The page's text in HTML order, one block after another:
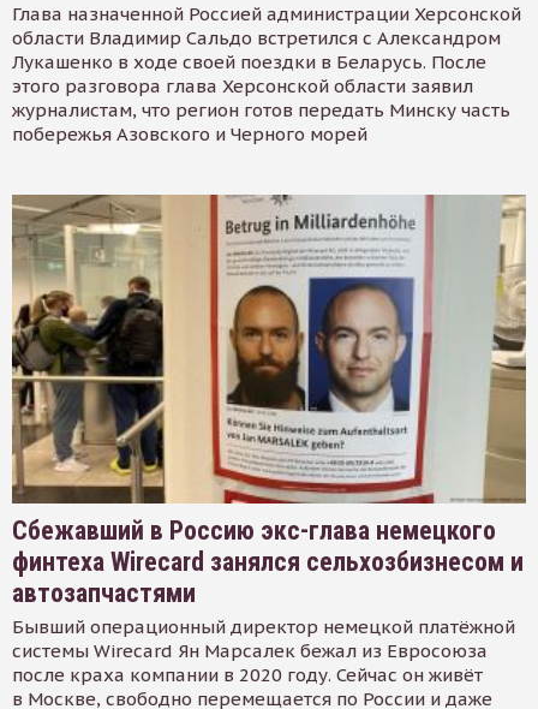
Глава назначенной Россией администрации Херсонской
области Владимир Сальдо встретился с Александром
Лукашенко в ходе своей поездки в Беларусь. После
этого разговора глава Херсонской области заявил
журналистам, что регион готов передать Минску часть
побережья Азовского и Черного морей
Сбежавший в Россию экс-глава немецкого
финтеха Wirecard занялся сельхозбизнесом и
автозапчастями
Бывший операционный директор немецкой платёжной
системы Wirecard Ян Марсалек бежал из Евросоюза
после краха компании в 2020 году. Сейчас он живёт
в Москве, свободно перемещается по России и даже